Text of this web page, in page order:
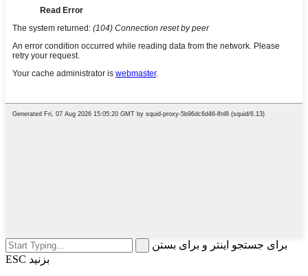
برای جستجو اینتر و برای بستن
ESC بزنید